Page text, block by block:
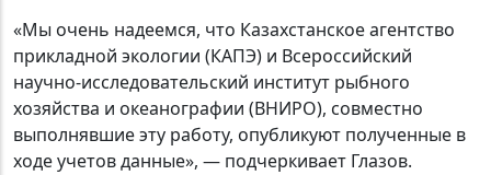
«Мы очень надеемся, что Казахстанское агентство
прикладной экологии (КАПЭ) и Всероссийский
научно-исследовательский институт рыбного
хозяйства и океанографии (ВНИРО), совместно
выполнявшие эту работу, опубликуют полученные в
ходе учетов данные», — подчеркивает Глазов.